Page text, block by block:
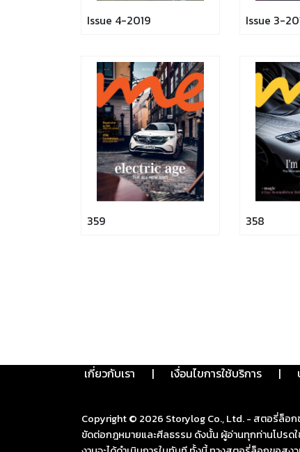
Issue 4-2019 Issue 3-
359 358
เกี่ยวกับเรา | เงื่อนไขการใช้บริการ |
Copyright © 2026 Storylog Co., Ltd. - สตอรี่ล็อ
ขัดต่อกฎหมายและศีลธรรม ดังนั้น ผู้อ่านทุกท่านโปร